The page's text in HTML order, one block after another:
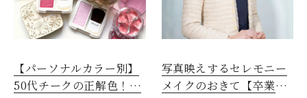
【パーソナルカラー別】
50代チークの正解色！失
写真映えするセレモニー
メイクのおきて【卒業